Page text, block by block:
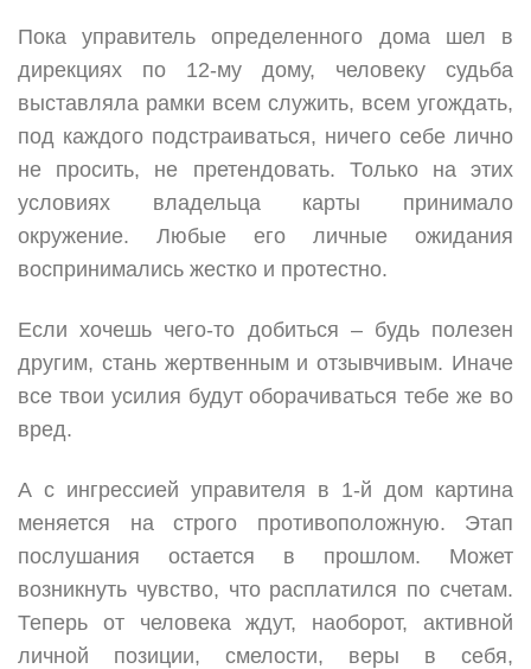
Пока управитель определенного дома шел в
дирекциях по 12-му дому, человеку судьба
выставляла рамки всем служить, всем угождать,
под каждого подстраиваться, ничего себе лично
не просить, не претендовать. Только на этих
условиях владельца карты принимало
окружение. Любые его личные ожидания
воспринимались жестко и протестно.
Если хочешь чего-то добиться – будь полезен
другим, стань жертвенным и отзывчивым. Иначе
все твои усилия будут оборачиваться тебе же во
вред.
А с ингрессией управителя в 1-й дом картина
меняется на строго противоположную. Этап
послушания остается в прошлом. Может
возникнуть чувство, что расплатился по счетам.
Теперь от человека ждут, наоборот, активной
личной позиции, смелости, веры в себя,